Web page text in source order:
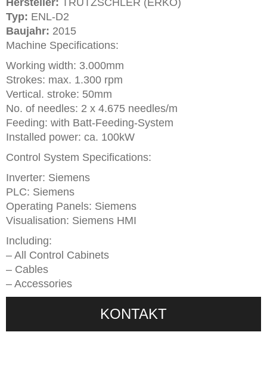
Hersteller: TRÜTZSCHLER (ERKO)
Typ: ENL-D2
Baujahr: 2015
Machine Specifications:
Working width: 3.000mm
Strokes: max. 1.300 rpm
Vertical. stroke: 50mm
No. of needles: 2 x 4.675 needles/m
Feeding: with Batt-Feeding-System
Installed power: ca. 100kW
Control System Specifications:
Inverter: Siemens
PLC: Siemens
Operating Panels: Siemens
Visualisation: Siemens HMI
Including:
– All Control Cabinets
– Cables
– Accessories
KONTAKT